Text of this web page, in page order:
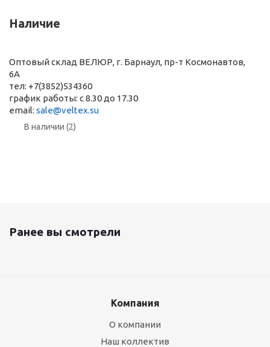
Наличие
Оптовый склад ВЕЛЮР, г. Барнаул, пр-т Космонавтов,
6А
тел: +7(3852)534360
график работы: с 8.30 до 17.30
email: sale@veltex.su
В наличии (2)
Ранее вы смотрели
Компания
О компании
Наш коллектив